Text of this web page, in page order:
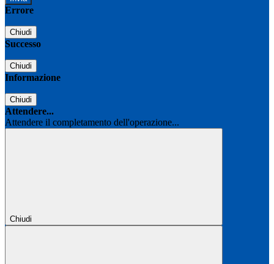
Errore
Chiudi
Successo
Chiudi
Informazione
Chiudi
Attendere...
Attendere il completamento dell'operazione...
Chiudi